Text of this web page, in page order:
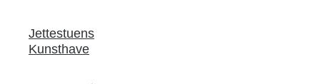
Jettestuens
Kunsthave